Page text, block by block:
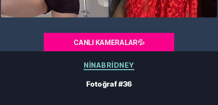
CANLI KAMERALAR💦
Kategoriler
NINABRIDNEY
Fotoğraf #36